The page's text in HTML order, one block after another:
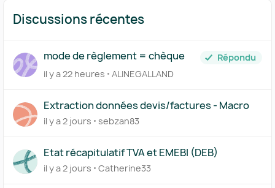
Discussions récentes
mode de règlement = chèque
Répondu
il y a 22 heures
ALINEGALLAND
Extraction données devis/factures - Macro
il y a 2 jours sebzan83
Etat récapitulatif TVA et EMEBI (DEB)
il y a 2 jours Catherine33